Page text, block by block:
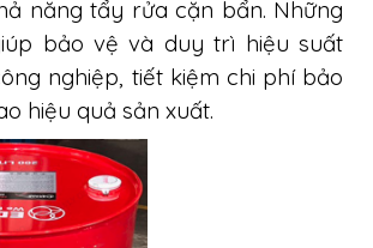
năng tẩy rửa cặn bẩn. Những
bảo vệ và duy trì hiệu suất
nghiệp, tiết kiệm chi phí bảo
hiệu quả sản xuất.